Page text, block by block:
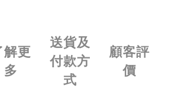
解更
多
送貨及
付款方
式
顧客評
價